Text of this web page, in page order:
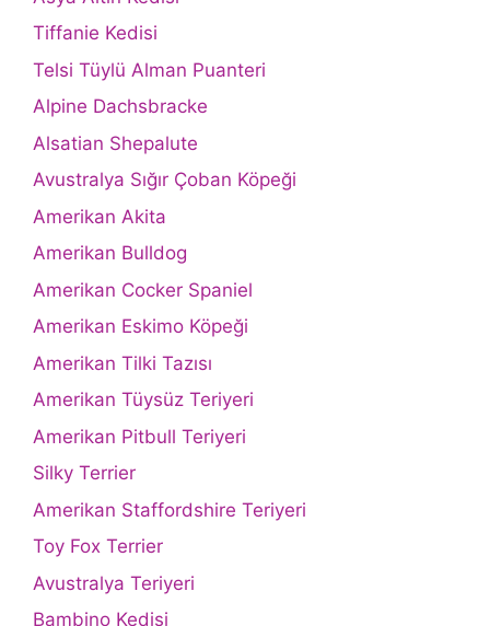
Tiffanie Kedisi
Telsi Tüylü Alman Puanteri
Alpine Dachsbracke
Alsatian Shepalute
Avustralya Sığır Çoban Köpeği
Amerikan Akita
Amerikan Bulldog
Amerikan Cocker Spaniel
Amerikan Eskimo Köpeği
Amerikan Tilki Tazısı
Amerikan Tüysüz Teriyeri
Amerikan Pitbull Teriyeri
Silky Terrier
Amerikan Staffordshire Teriyeri
Toy Fox Terrier
Avustralya Teriyeri
Bambino Kedisi